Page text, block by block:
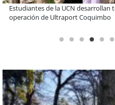
Educación y colaboración público-
encuentro reunió a líderes para